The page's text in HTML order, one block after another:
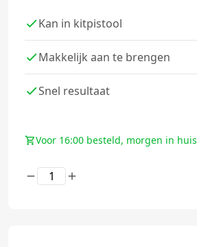
Kan in kitpistool
Makkelijk aan te brengen
Snel resultaat
Voor 16:00 besteld, morgen in huis